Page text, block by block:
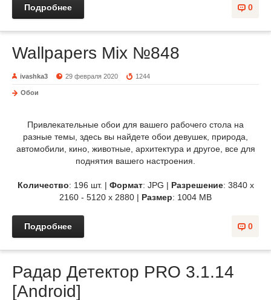
0
Подробнее
Wallpapers Mix №848
ivashka3 29 февраля 2020 1244
Обои
Привлекательные обои для вашего рабочего стола на
разные темы, здесь вы найдете обои девушек, природа,
автомобили, кино, животные, архитектура и другое, все для
поднятия вашего настроения.
Количество: 196 шт. | Формат: JPG | Разрешение: 3840 x
2160 - 5120 x 2880 | Размер: 1004 MB
0
Подробнее
Радар Детектор PRO 3.1.14
[Android]